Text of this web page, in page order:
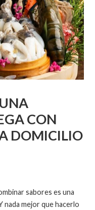
CON
DOMICILIO
sabores es una
nada mejor que hacerlo